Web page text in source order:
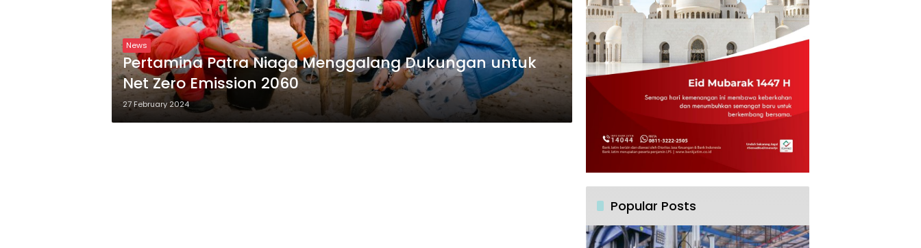
News
Pertamina Patra Niaga Menggalang Dukungan untuk
Net Zero Emission 2060
27 February 2024
Popular Posts